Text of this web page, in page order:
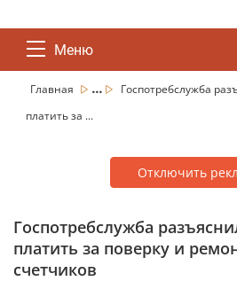
Меню
Главная ...
Госпотребслужба
платить за ...
Отключить
Госпотребслужба
платить за поверку и
счетчиков